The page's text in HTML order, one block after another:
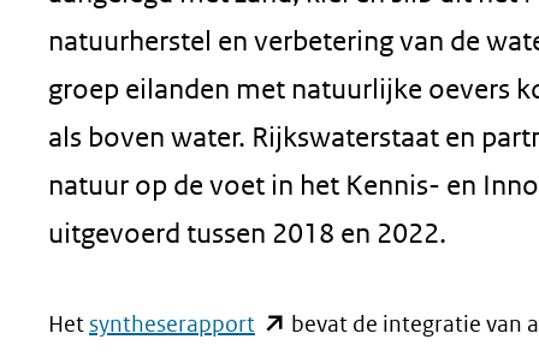
natuurherstel en verbetering van de
groep eilanden met natuurlijke oevers
als boven water. Rijkswaterstaat en
natuur op de voet in het Kennis- en
uitgevoerd tussen 2018 en 2022.
Hetsyntheserapport (opentbevat de integratie van